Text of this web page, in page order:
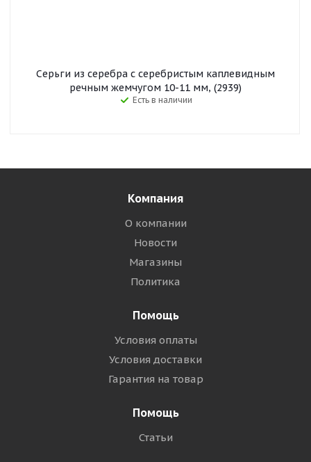
Серьги из серебра с серебристым каплевидным
речным жемчугом 10-11 мм, (2939)
Есть в наличии
Компания
О компании
Новости
Магазины
Политика
Помощь
Условия оплаты
Условия доставки
Гарантия на товар
Помощь
Статьи